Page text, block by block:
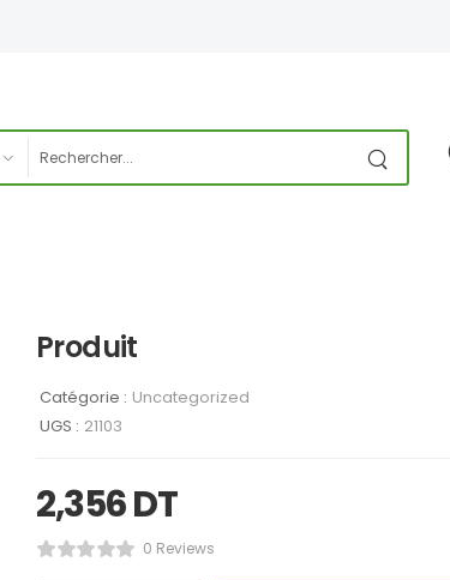
Produit
Catégorie : Uncategorized
UGS : 21103
2,356DT
0 Reviews